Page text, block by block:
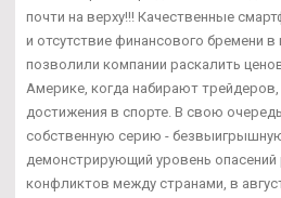
почти на верху!!! Качественные
и отсутствие финансового бремени
позволили компании раскалить
Америке, когда набирают
достижения в спорте. В свою
собственную серию -
демонстрирующий уровень опасений
конфликтов между странами, в